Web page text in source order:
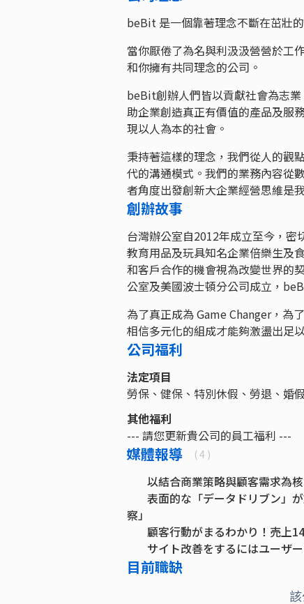
beBit 是一個靠著理念不斷在茁壯
當你厭倦了為名與利汲汲營營於工
和你擁有共同理念的公司。
beBit創辦人們皆以貢獻社會為志
助企業創造真正有價值的產品及服
現以人為本的社會。
秉持著這樣的理念，我們從人的觀
代的溝通模式。我們的業務內容從
者角度出發創新大企業經營思維是
創辦故事
台灣辦公室自2012年成立至今，密
教育用品及玩具知名企業倍樂生及
和客戶合作的機會視為改變世界的
公室及美國波士頓分公司成立，
為了真正成為 Game Changer，為
相信多元化的組成才能夠激盪出足
公司福利
法定項目
勞保、健保、特別休假、勞退、婚假
其他福利
--- 請您更新貴公司的員工福利 ---
媒體報導 ( 4 )
以結合商業策略與顧客需求為
表面的な「データドリブン」
察」
顧客行動がまるわかり！売上
サイト改善をするにはユーザ
ザグラム」で掘っていく顧客イン
目前職缺